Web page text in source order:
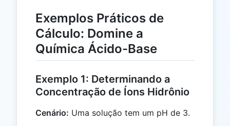
Exemplos Práticos de
Cálculo: Domine a
Química Ácido-Base
Exemplo 1: Determinando a
Concentração de Íons Hidrônio
Cenário: Uma solução tem um pH de 3.